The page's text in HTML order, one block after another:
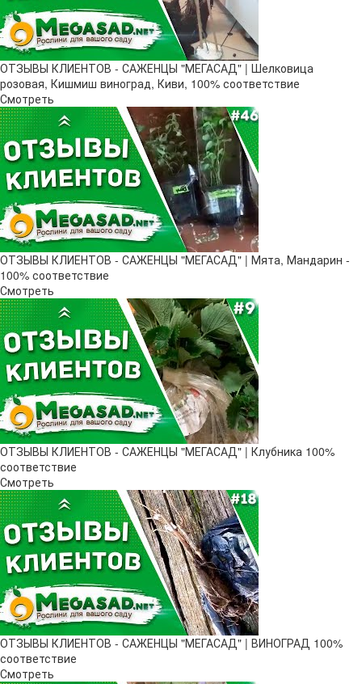
ОТЗЫВЫ КЛИЕНТОВ - САЖЕНЦЫ "МЕГАСАД" | Шелковица
розовая, Кишмиш виноград, Киви, 100% соответствие
Смотреть
ОТЗЫВЫ КЛИЕНТОВ - САЖЕНЦЫ "МЕГАСАД" | Мята, Мандарин -
100% соответствие
Смотреть
ОТЗЫВЫ КЛИЕНТОВ - САЖЕНЦЫ "МЕГАСАД" | Клубника 100%
соответствие
Смотреть
ОТЗЫВЫ КЛИЕНТОВ - САЖЕНЦЫ "МЕГАСАД" | ВИНОГРАД 100%
соответствие
Смотреть